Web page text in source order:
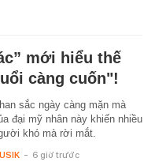
mới hiểu thế
càng cuốn"!
sắc ngày càng mặn mà
đại mỹ nhân này khiến nhiều
khó mà rời mắt.
- 6 giờ trước